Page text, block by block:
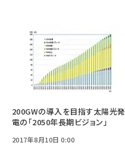
200GWの導入を目指す太陽光発
電の「2050年長期ビジョン」
2017年8月10日 0:00